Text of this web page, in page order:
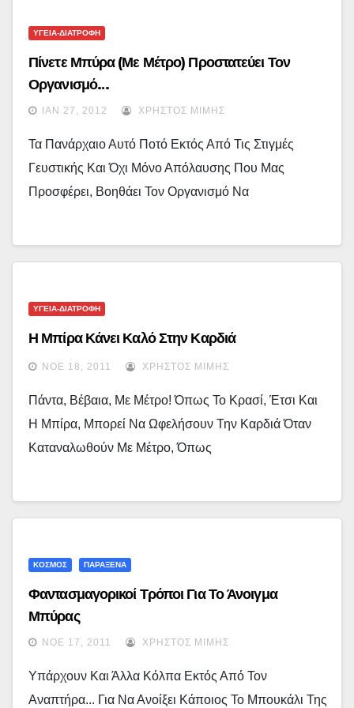
ΥΓΕΙΑ-ΔΙΑΤΡΟΦΗ
Πίνετε Μπύρα (με Μέτρο) Προστατεύει Τον
Οργανισμό…
ΙΑΝ 27, 2012 ΧΡΉΣΤΟΣ ΜΊΜΗΣ
Τα Πανάρχαιο Αυτό Ποτό Εκτός Από Τις Στιγμές
Γευστικής Και Όχι Μόνο Απόλαυσης Που Μας
Προσφέρει, Βοηθάει Τον Οργανισμό Να
ΥΓΕΙΑ-ΔΙΑΤΡΟΦΗ
Η Μπίρα Κάνει Καλό Στην Καρδιά
ΝΟΈ 18, 2011 ΧΡΉΣΤΟΣ ΜΊΜΗΣ
Πάντα, Βέβαια, Με Μέτρο! Όπως Το Κρασί, Έτσι Και
Η Μπίρα, Μπορεί Να Ωφελήσουν Την Καρδιά Όταν
Καταναλωθούν Με Μέτρο, Όπως
ΚΟΣΜΟΣ ΠΑΡΑΞΕΝΑ
Φαντασμαγορικοί Τρόποι Για Το Άνοιγμα
Μπύρας
ΝΟΈ 17, 2011 ΧΡΉΣΤΟΣ ΜΊΜΗΣ
Υπάρχουν Και Άλλα Κόλπα Εκτός Από Τον
Αναπτήρα... Για Να Ανοίξει Κάποιος Το Μπουκάλι Της